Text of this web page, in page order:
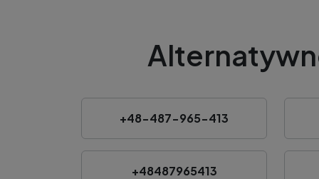
+48-487-965-413
+48487965413